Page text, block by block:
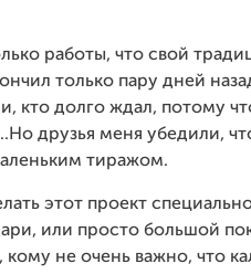
работы, что свой
только пару дней
кто долго ждал, потому
друзья меня убедили,
тиражом.
этот проект
или просто большой
кому не очень важно, что